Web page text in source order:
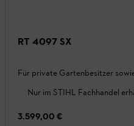
RT 4097 SX
Für private Gartenbesitzer
Nur im STIHL Fachhandel
3.599,00 €